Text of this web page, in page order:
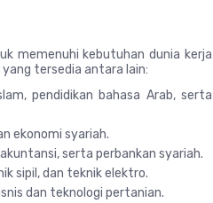
memenuhi kebutuhan dunia kerja
tersedia antara lain:
pendidikan bahasa Arab, serta
ekonomi syariah.
serta perbankan syariah.
sipil, dan teknik elektro.
dan teknologi pertanian.